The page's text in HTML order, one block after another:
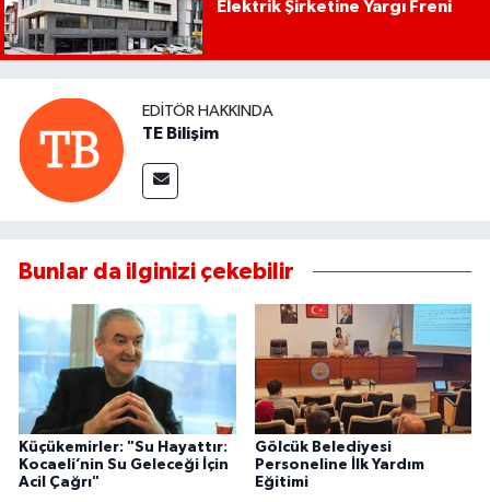
Elektrik Şirketine Yargı Freni
EDITÖR HAKKINDA
TE Bilişim
Bunlar da ilginizi çekebilir
Küçükemirler: "Su Hayattır:
Kocaeli’nin Su Geleceği İçin
Acil Çağrı"
Gölcük Belediyesi
Personeline İlk Yardım
Eğitimi